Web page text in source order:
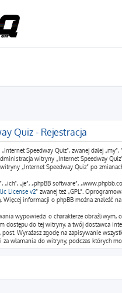
Quiz - Rejestracja
Speedway Quiz”, zwanej dalej
witryny „Internet Speedway
„Internet Speedway Quiz” po
„ich”, „je”, „phpBB software”,
License v2” zwanej też „GPL”.
Więcej informacji o phpBB można znaleźć
wypowiedzi o charakterze
dostępu do tej witryny, a twój dostawca
post. Wyrażasz zgodę na zapisywanie
włamania do witryny, podczas których